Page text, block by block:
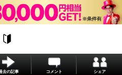
去の記事 コメント シェア